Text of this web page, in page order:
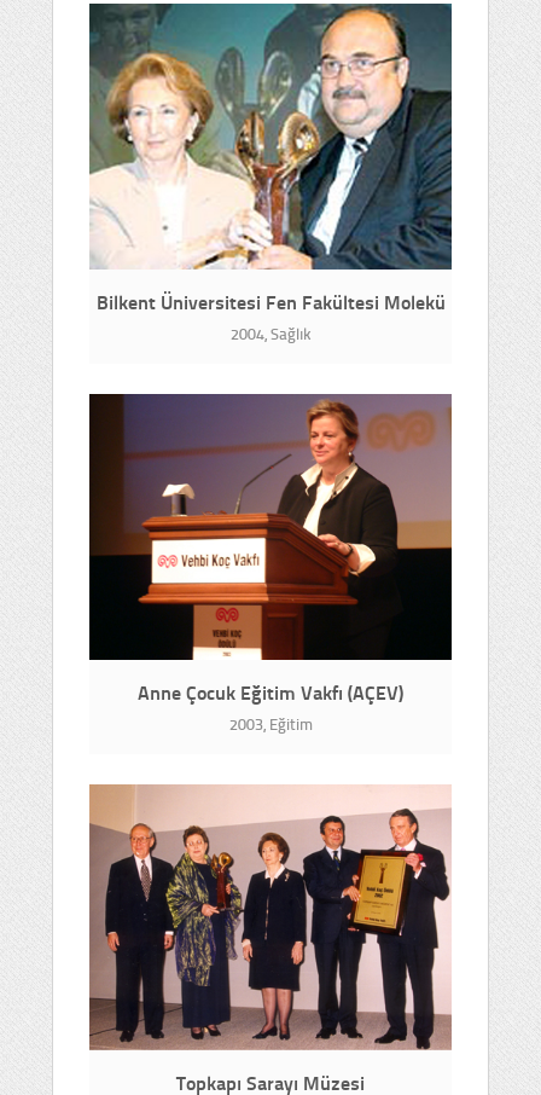
Bilkent Üniversitesi Fen Fakültesi Molekü
2004, Sağlık
Anne Çocuk Eğitim Vakfı (AÇEV)
2003, Eğitim
Topkapı Sarayı Müzesi